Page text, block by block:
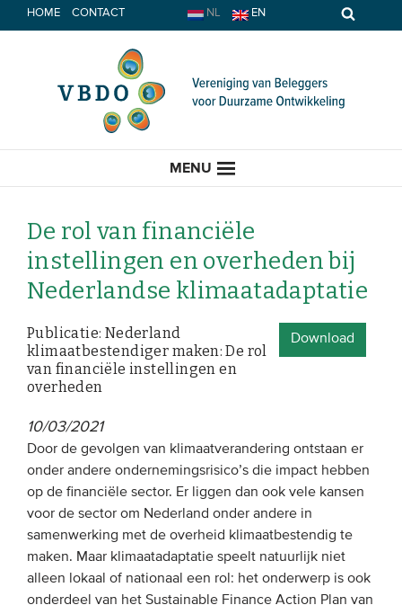
Spring
naar
HOME CONTACT NL EN
MENU
HOME
ACTUEEL
Nieuws
EVENEMENTEN
Van de VBDO
Van leden & partners
MEDIA
De rol van financiële
instellingen en overheden bij
Nederlandse klimaatadaptatie
Download
Publicatie: Nederland
klimaatbestendiger maken: De rol
van financiële instellingen en
overheden
10/03/2021
Door de gevolgen van klimaatverandering ontstaan er
onder andere ondernemingsrisico’s die impact hebben
op de financiële sector. Er liggen dan ook vele kansen
voor de sector om Nederland onder andere in
samenwerking met de overheid klimaatbestendig te
maken. Maar klimaatadaptatie speelt natuurlijk niet
alleen lokaal of nationaal een rol: het onderwerp is ook
onderdeel van het Sustainable Finance Action Plan van